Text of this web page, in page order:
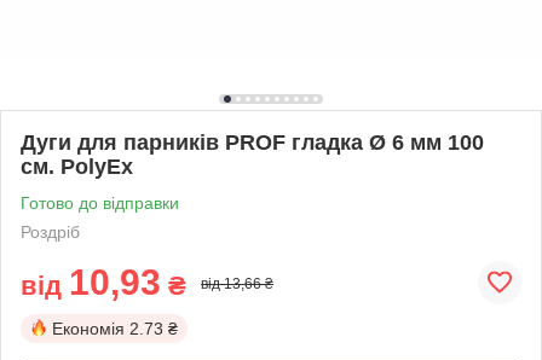
Дуги для парників PROF гладка Ø 6 мм 100
см. PolyEx
Готово до відправки
Роздріб
від 10,93 ₴ від 13,66 ₴
Економія 2.73 ₴